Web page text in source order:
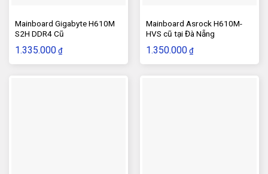
Mainboard Gigabyte H610M
S2H DDR4 Cũ
1.335.000 ₫
Mainboard Asrock H610M-
HVS cũ tại Đà Nẵng
1.350.000 ₫